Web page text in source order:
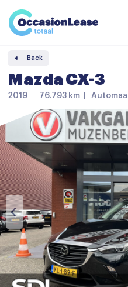
Business
News and tips
Frequently asked
Comparator
Back
Mazda CX-3
2019 76.793 km